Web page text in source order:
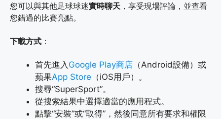
您可以與其他足球球迷實時聊天 ，享受現場評論，並查看
您錯過的比賽亮點。
下載方式 ：
首先進入 Google Play商店 （Android設備）或
蘋果App Store （iOS用戶）。
搜尋“SuperSport”。
從搜索結果中選擇適當的應用程式。
點擊“安裝”或“取得”，然後同意所有要求和權限